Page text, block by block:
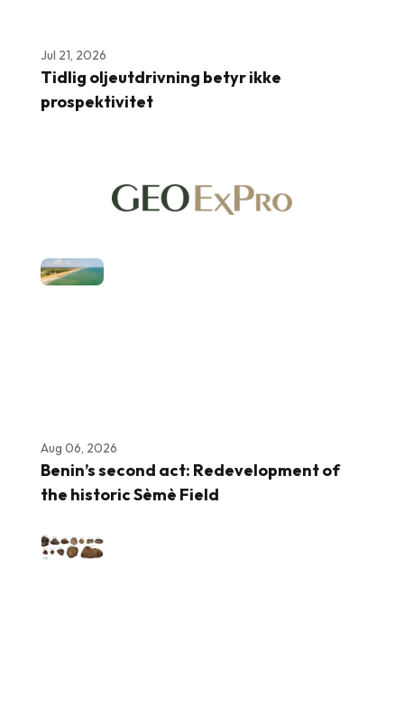
Jul 21, 2026
Tidlig oljeutdrivning betyr ikke
prospektivitet
Aug 06, 2026
Benin’s second act: Redevelopment of
the historic Sèmè Field